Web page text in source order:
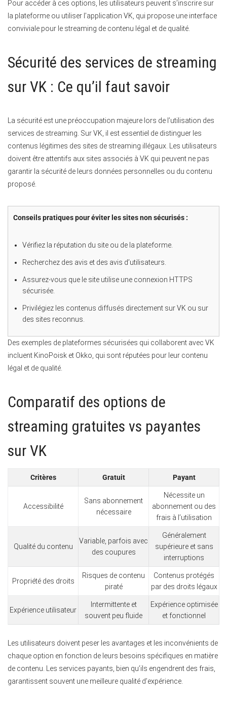
Pour accéder à ces options, les utilisateurs peuvent s’inscrire sur
la plateforme ou utiliser l’application VK, qui propose une interface
conviviale pour le streaming de contenu légal et de qualité.
Sécurité des services de streaming
sur VK : Ce qu’il faut savoir
La sécurité est une préoccupation majeure lors de l’utilisation des
services de streaming. Sur VK, il est essentiel de distinguer les
contenus légitimes des sites de streaming illégaux. Les utilisateurs
doivent être attentifs aux sites associés à VK qui peuvent ne pas
garantir la sécurité de leurs données personnelles ou du contenu
proposé.
Conseils pratiques pour éviter les sites non sécurisés :
Vérifiez la réputation du site ou de la plateforme.
Recherchez des avis et des avis d’utilisateurs.
Assurez-vous que le site utilise une connexion HTTPS
sécurisée.
Privilégiez les contenus diffusés directement sur VK ou sur
des sites reconnus.
Des exemples de plateformes sécurisées qui collaborent avec VK
incluent KinoPoisk et Okko, qui sont réputées pour leur contenu
légal et de qualité.
Comparatif des options de
streaming gratuites vs payantes
sur VK
Critères Gratuit Payant
Accessibilité
Sans abonnement
nécessaire
Nécessite un
abonnement ou des
frais à l’utilisation
Qualité du contenu
Variable, parfois avec
des coupures
Généralement
supérieure et sans
interruptions
Propriété des droits
Risques de contenu
piraté
Contenus protégés
par des droits légaux
Expérience utilisateur
Intermittente et
souvent peu fluide
Expérience optimisée
et fonctionnel
Les utilisateurs doivent peser les avantages et les inconvénients de
chaque option en fonction de leurs besoins spécifiques en matière
de contenu. Les services payants, bien qu’ils engendrent des frais,
garantissent souvent une meilleure qualité d’expérience.